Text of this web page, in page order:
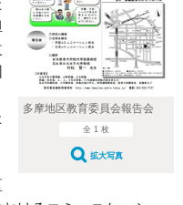
多摩地区教育委員会報告会
全 1 枚
拡大写真